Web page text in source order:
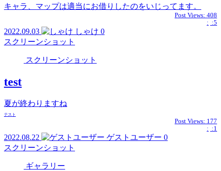
キャラ、マップは適当にお借りしたのをいじってます。
Post Views: 408
: :5
2022.09.03 しゃけ 0
スクリーンショット
スクリーンショット
test
夏が終わりますね
テスト
Post Views: 177
: :1
2022.08.22 ゲストユーザー 0
スクリーンショット
ギャラリー